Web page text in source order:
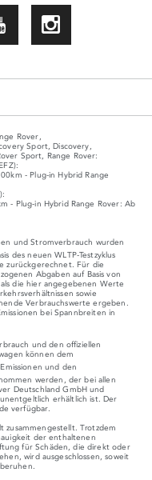
Rover,
Sport, Discovery,
Sport, Range Rover:
- Plug-in Hybrid Range
- Plug-in Hybrid Range Rover: Ab
und Stromverbrauch wurden
des neuen WLTP-Testzyklus
zurückgerechnet. Für die
Abgaben auf Basis von
die hier angegebenen Werte
sowie
Verbrauchswerte ergeben.
bei Spannbreiten in
und den offiziellen
können dem
und den
werden, der bei allen
Deutschland GmbH und
erhältlich ist. Der
verfügbar.
zusammengestellt. Trotzdem
der enthaltenen
für Schäden, die direkt oder
wird ausgeschlossen, soweit